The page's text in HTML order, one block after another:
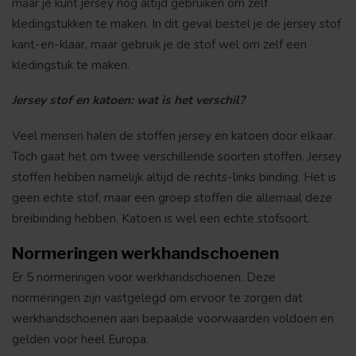
kledingstukken te maken. In dit geval bestel je de jersey stof
kant-en-klaar, maar gebruik je de stof wel om zelf een
kledingstuk te maken.
Jersey stof en katoen: wat is het verschil?
Veel mensen halen de stoffen jersey en katoen door elkaar.
Toch gaat het om twee verschillende soorten stoffen. Jersey
stoffen hebben namelijk altijd de rechts-links binding. Het is
geen echte stof, maar een groep stoffen die allemaal deze
breibinding hebben. Katoen is wel een echte stofsoort.
Normeringen werkhandschoenen
Er 5 normeringen voor werkhandschoenen. Deze
normeringen zijn vastgelegd om ervoor te zorgen dat
werkhandschoenen aan bepaalde voorwaarden voldoen en
gelden voor heel Europa.